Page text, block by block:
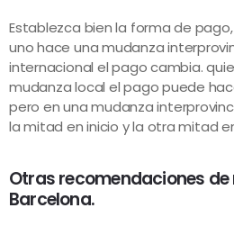
Establezca bien la forma de
uno hace una mudanza
internacional el pago cambia.
mudanza local el pago puede
pero en una mudanza
la mitad en inicio y la otra mitad
Otras recomendaciones
Barcelona.